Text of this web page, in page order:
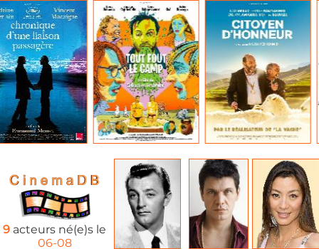
9 acteurs né(e)s le
06-08